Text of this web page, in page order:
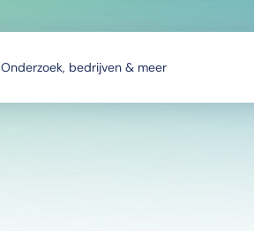
Onderzoek, bedrijven & meer